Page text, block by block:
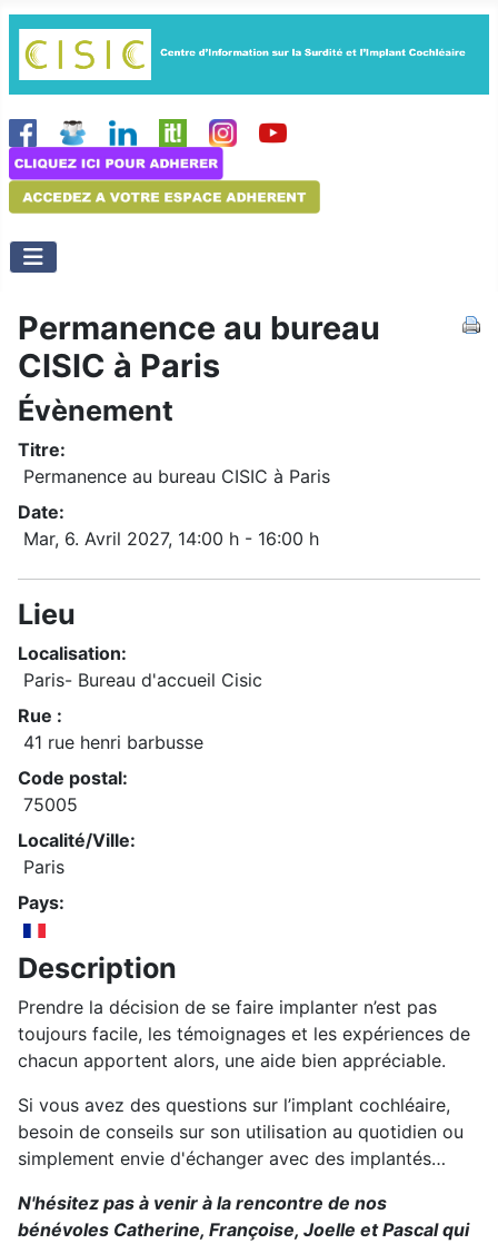
Permanence au bureau
CISIC à Paris
Évènement
Titre:
Permanence au bureau CISIC à Paris
Date:
Mar, 6. Avril 2027, 14:00 h - 16:00 h
Lieu
Localisation:
Paris- Bureau d'accueil Cisic
Rue :
41 rue henri barbusse
Code postal:
75005
Localité/Ville:
Paris
Pays:
Description
Prendre la décision de se faire implanter n’est pas
toujours facile, les témoignages et les expériences de
chacun apportent alors, une aide bien appréciable.
Si vous avez des questions sur l’implant cochléaire,
besoin de conseils sur son utilisation au quotidien ou
simplement envie d'échanger avec des implantés…
N'hésitez pas à venir à la rencontre de nos
bénévoles Catherine, Françoise, Joelle et Pascal qui